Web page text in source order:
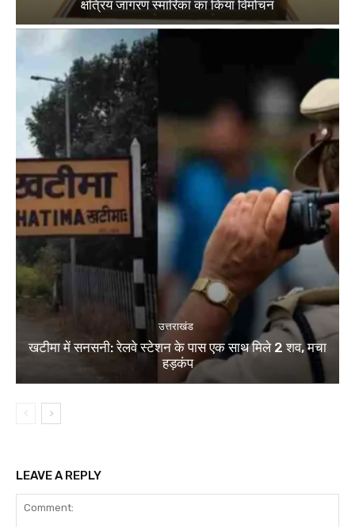
क्षत्रिय जागरण स्मारिका का किया विमोचन
उत्तराखंड
खटीमा में सनसनी: रेलवे स्टेशन के पास एक साथ मिले 2 शव, मचा
हड़कंप
LEAVE A REPLY